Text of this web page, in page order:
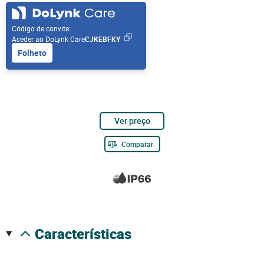
Código de convite:
Aceder ao DoLynk CareCJKEBFKY
Folheto
Ver preço
Comparar
características